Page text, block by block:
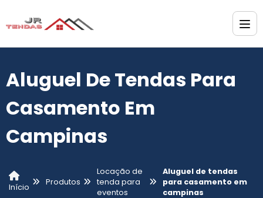
Aluguel De Tendas Para
Casamento Em
Campinas
Início
Produtos
Locação de
tenda para
eventos
Aluguel de tendas
para casamento em
campinas